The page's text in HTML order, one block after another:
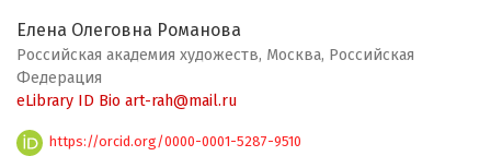
Елена Олеговна Романова
Российская академия художеств, Москва, Российская
Федерация
eLibrary ID Bio art-rah@mail.ru
https://orcid.org/0000-0001-5287-9510